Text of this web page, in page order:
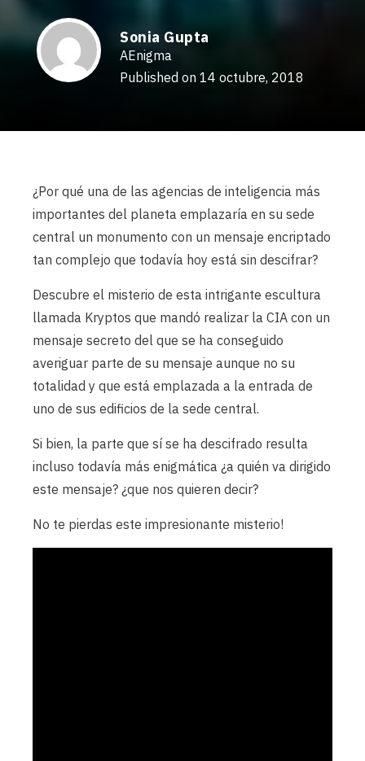
Sonia Gupta
AEnigma
Published on 14 octubre, 2018
¿Por qué una de las agencias de inteligencia más
importantes del planeta emplazaría en su sede
central un monumento con un mensaje encriptado
tan complejo que todavía hoy está sin descifrar?
Descubre el misterio de esta intrigante escultura
llamada Kryptos que mandó realizar la CIA con un
mensaje secreto del que se ha conseguido
averiguar parte de su mensaje aunque no su
totalidad y que está emplazada a la entrada de
uno de sus edificios de la sede central.
Si bien, la parte que sí se ha descifrado resulta
incluso todavía más enigmática ¿a quién va dirigido
este mensaje? ¿que nos quieren decir?
No te pierdas este impresionante misterio!